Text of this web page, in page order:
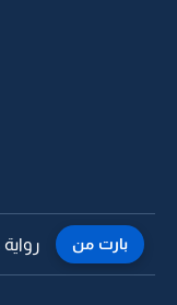
بارت من